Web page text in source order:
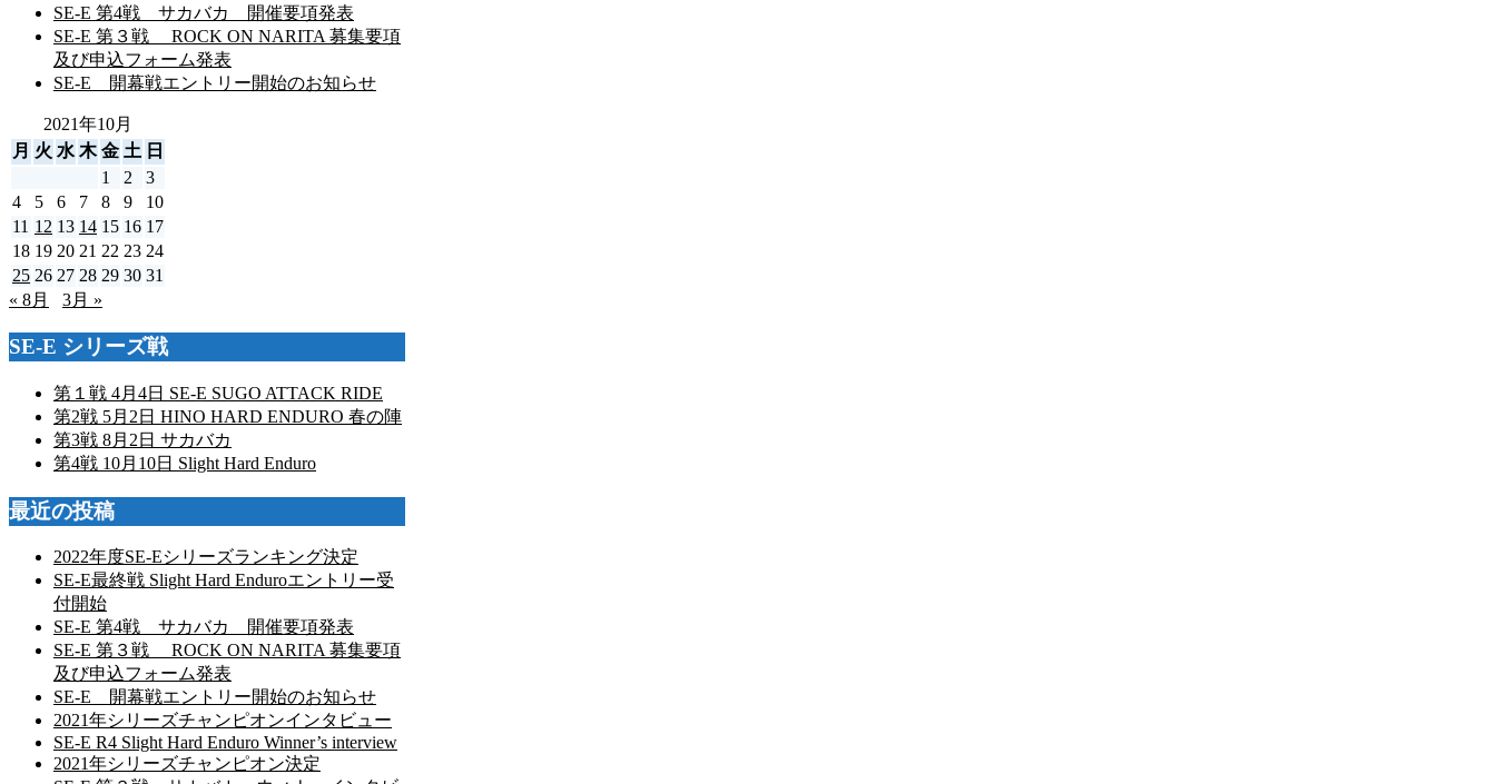
SE-E 第4戦 サカバカ 開催要項発表
SE-E 第３戦 ROCK ON NARITA 募集要項
及び申込フォーム発表
SE-E 開幕戦エントリー開始のお知らせ
2021年10月
月 火 水 木 金 土 日
1
2
3
4
5 6 7 8 9
10
11 12 13 14 15 16 17
18 19 20 21 22 23 24
25 26 27 28 29 30 31
« 8月
3月 »
SE-E シリーズ戦
第１戦 4月4日 SE-E SUGO ATTACK RIDE
第2戦 5月2日 HINO HARD ENDURO 春の陣
第3戦 8月2日 サカバカ
第4戦 10月10日 Slight Hard Enduro
最近の投稿
2022年度SE-Eシリーズランキング決定
SE-E最終戦 Slight Hard Enduroエントリー受
付開始
SE-E 第4戦 サカバカ 開催要項発表
SE-E 第３戦 ROCK ON NARITA 募集要項
及び申込フォーム発表
SE-E 開幕戦エントリー開始のお知らせ
2021年シリーズチャンピオンインタビュー
SE-E R4 Slight Hard Enduro Winner’s interview
2021年シリーズチャンピオン決定